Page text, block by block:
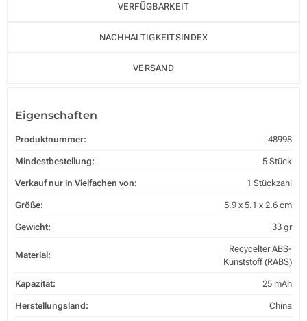
VERFÜGBARKEIT
NACHHALTIGKEITSINDEX
VERSAND
Eigenschaften
Produktnummer: 48998
Mindestbestellung: 5 Stück
Verkauf nur in Vielfachen von: 1 Stückzahl
Größe: 5.9 x 5.1 x 2.6 cm
Gewicht: 33 gr
Material:
Recycelter ABS-
Kunststoff (RABS)
Kapazität: 25 mAh
Herstellungsland: China